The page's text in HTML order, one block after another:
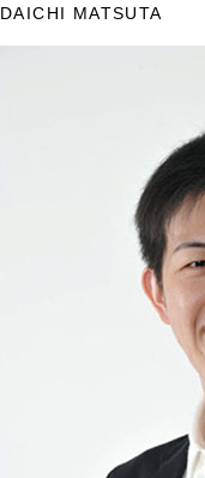
DAICHI MATSUTA